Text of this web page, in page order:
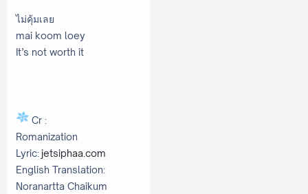
ไม่คุ้มเลย
mai koom loey
It’s not worth it
Cr :
Romanization
Lyric:jetsiphaa.com
English Translation:
Noranartta Chaikum